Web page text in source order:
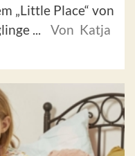
„Little Place“ von
...
Von Katja